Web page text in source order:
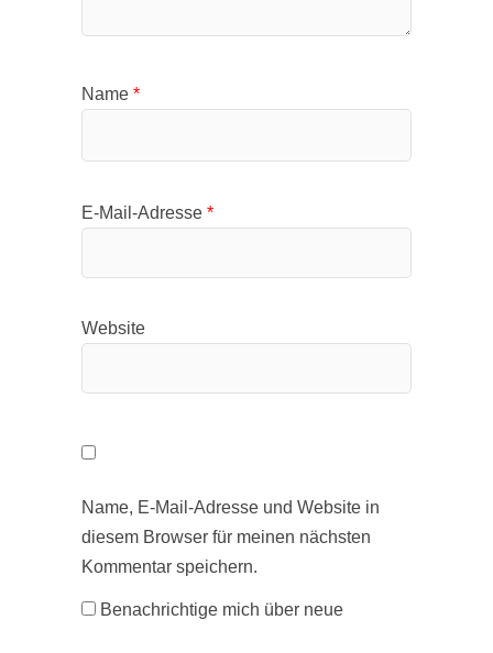
Name *
E-Mail-Adresse *
Website
Name, E-Mail-Adresse und Website in
diesem Browser für meinen nächsten
Kommentar speichern.
Benachrichtige mich über neue